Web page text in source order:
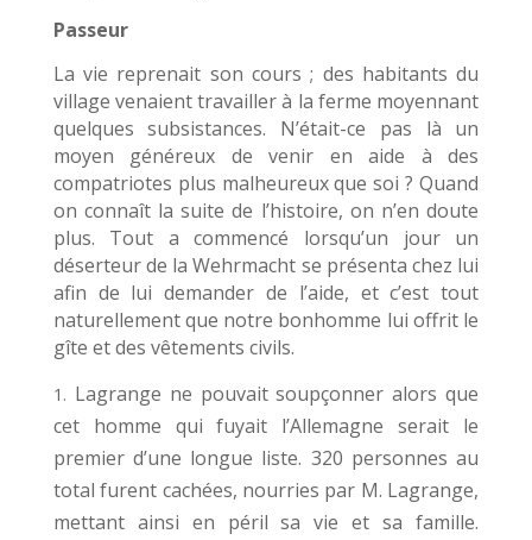
Passeur
La vie reprenait son cours ; des habitants du
village venaient travailler à la ferme moyennant
quelques subsistances. N’était-ce pas là un
moyen généreux de venir en aide à des
compatriotes plus malheureux que soi ? Quand
on connaît la suite de l’histoire, on n’en doute
plus. Tout a commencé lorsqu’un jour un
déserteur de la Wehrmacht se présenta chez lui
afin de lui demander de l’aide, et c’est tout
naturellement que notre bonhomme lui offrit le
gîte et des vêtements civils.
Lagrange ne pouvait soupçonner alors que
cet homme qui fuyait l’Allemagne serait le
premier d’une longue liste. 320 personnes au
total furent cachées, nourries par M. Lagrange,
mettant ainsi en péril sa vie et sa famille.